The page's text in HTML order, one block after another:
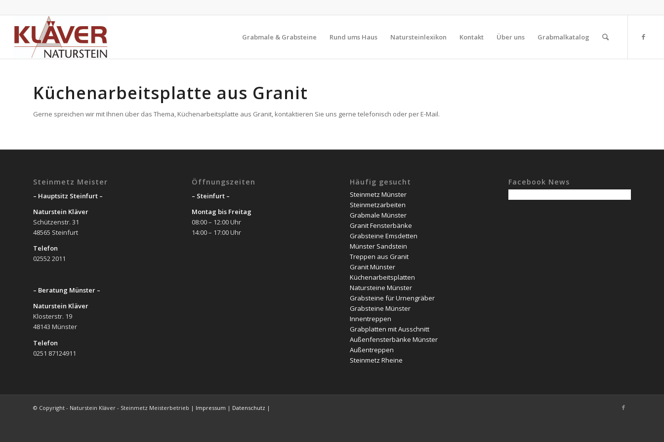
Grabmale & Grabsteine Rund ums Haus Natursteinlexikon Kontakt Über uns Grabmalkatalog
Küchenarbeitsplatte aus Granit
Gerne spreichen wir mit Ihnen über das Thema, Küchenarbeitsplatte aus Granit, kontaktieren Sie uns gerne telefonisch oder per E-Mail.
Steinmetz Meister
– Hauptsitz Steinfurt –
Naturstein Kläver
Schützenstr. 31
48565 Steinfurt
Telefon
02552 2011
– Beratung Münster –
Naturstein Kläver
Klosterstr. 19
48143 Münster
Telefon
0251 87124911
Öffnungszeiten
– Steinfurt –
Montag bis Freitag
08:00 – 12:00 Uhr
14:00 – 17:00 Uhr
Häufig gesucht
Steinmetz Münster
Steinmetzarbeiten
Grabmale Münster
Granit Fensterbänke
Grabsteine Emsdetten
Münster Sandstein
Treppen aus Granit
Granit Münster
Küchenarbeitsplatten
Natursteine Münster
Grabsteine für Urnengräber
Grabsteine Münster
Innentreppen
Grabplatten mit Ausschnitt
Außenfensterbänke Münster
Außentreppen
Steinmetz Rheine
Facebook News
© Copyright - Naturstein Kläver - Steinmetz Meisterbetrieb | Impressum | Datenschutz |